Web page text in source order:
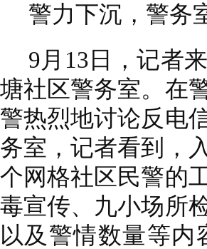
警力下沉，警务
9月13日，记者
塘社区警务室。在
警热烈地讨论反电
务室，记者看到，
个网格社区民警的
毒宣传、九小场所
以及警情数量等